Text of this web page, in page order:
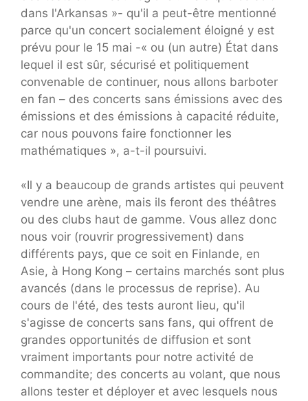
dans l'Arkansas »- qu'il a peut-être mentionné
parce qu'un concert socialement éloigné y est
prévu pour le 15 mai -« ou (un autre) État dans
lequel il est sûr, sécurisé et politiquement
convenable de continuer, nous allons barboter
en fan – des concerts sans émissions avec des
émissions et des émissions à capacité réduite,
car nous pouvons faire fonctionner les
mathématiques », a-t-il poursuivi.
«Il y a beaucoup de grands artistes qui peuvent
vendre une arène, mais ils feront des théâtres
ou des clubs haut de gamme. Vous allez donc
nous voir (rouvrir progressivement) dans
différents pays, que ce soit en Finlande, en
Asie, à Hong Kong – certains marchés sont plus
avancés (dans le processus de reprise). Au
cours de l'été, des tests auront lieu, qu'il
s'agisse de concerts sans fans, qui offrent de
grandes opportunités de diffusion et sont
vraiment importants pour notre activité de
commandite; des concerts au volant, que nous
allons tester et déployer et avec lesquels nous